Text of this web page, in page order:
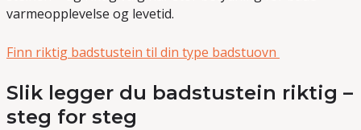
varmeopplevelse og levetid.
Finn riktig badstustein til din type badstuovn
Slik legger du badstustein riktig –
steg for steg